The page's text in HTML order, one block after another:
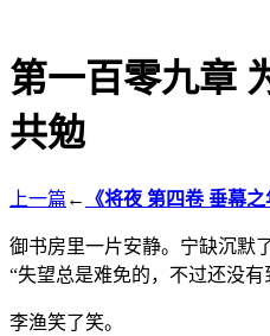
第一百零九章
共勉
上一篇 ← 《将夜 第四卷 垂幕之
御书房里一片安静。宁缺沉默
“失望总是难免的，不过还没有
李渔笑了笑。